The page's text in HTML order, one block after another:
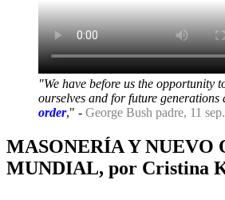
"We have before us the opportunity
ourselves and for future generations
order," - George Bush padre, 11
MASONERÍA Y NUEVO
MUNDIAL, por Cristina